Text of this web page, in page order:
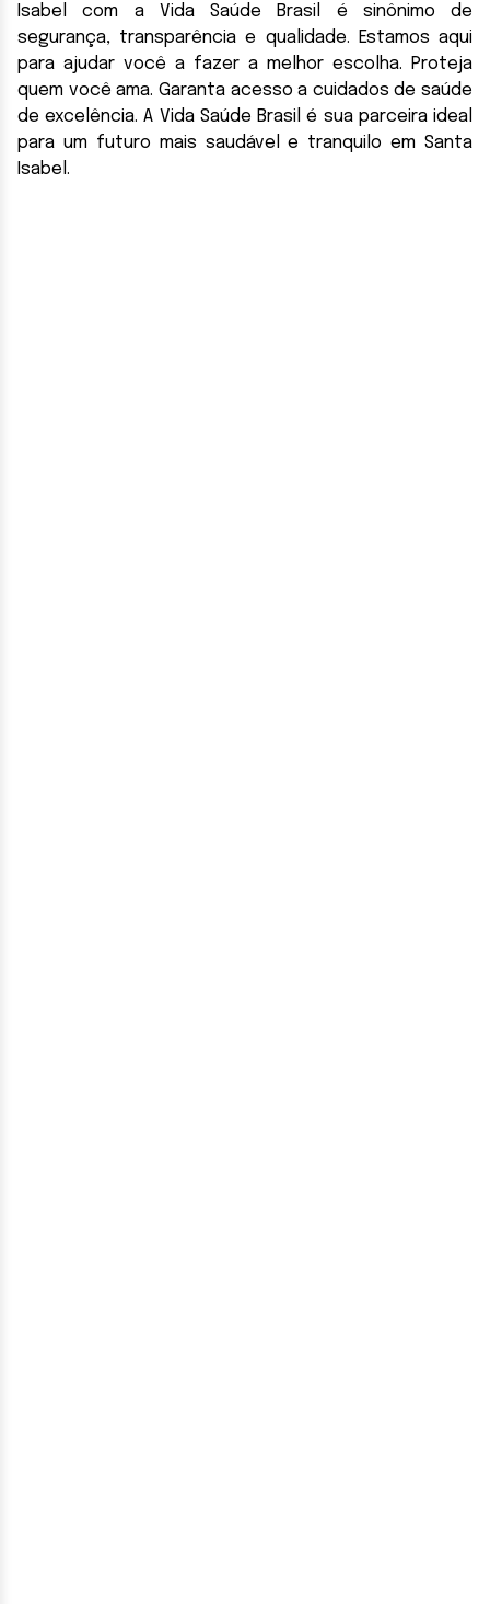
Isabel com a Vida Saúde Brasil é sinônimo de
segurança, transparência e qualidade. Estamos aqui
para ajudar você a fazer a melhor escolha. Proteja
quem você ama. Garanta acesso a cuidados de saúde
de excelência. A Vida Saúde Brasil é sua parceira ideal
para um futuro mais saudável e tranquilo em Santa
Isabel.